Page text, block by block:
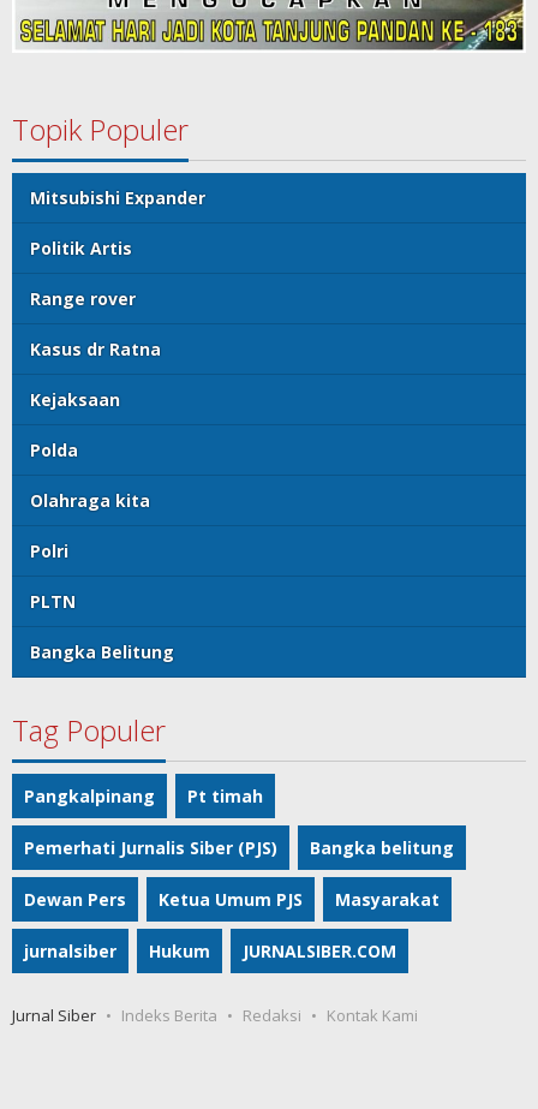
Topik Populer
Mitsubishi Expander
Politik Artis
Range rover
Kasus dr Ratna
Kejaksaan
Polda
Olahraga kita
Polri
PLTN
Bangka Belitung
Tag Populer
Pangkalpinang Pt timah
Pemerhati Jurnalis Siber (PJS) Bangka belitung
Dewan Pers Ketua Umum PJS Masyarakat
jurnalsiber Hukum JURNALSIBER.COM
Jurnal Siber Indeks Berita Redaksi Kontak Kami